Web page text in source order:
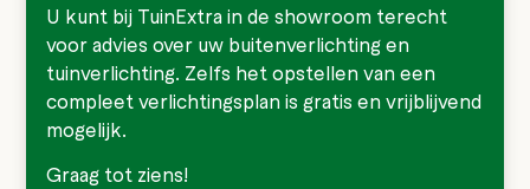
U kunt bij TuinExtra in de showroom terecht
voor advies over uw buitenverlichting en
tuinverlichting. Zelfs het opstellen van een
compleet verlichtingsplan is gratis en vrijblijvend
mogelijk.
Graag tot ziens!